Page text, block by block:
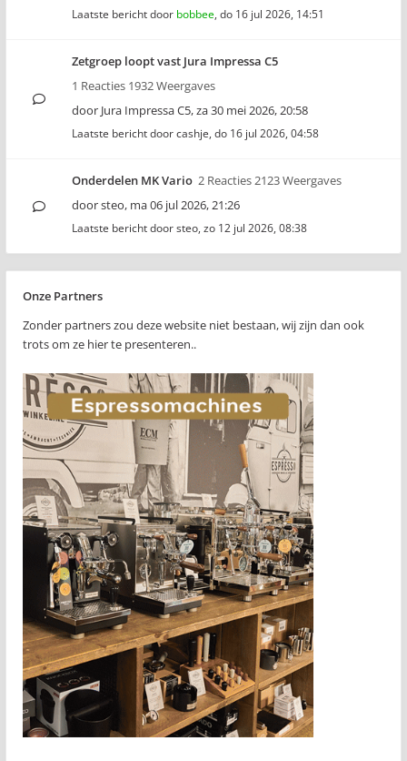
Laatste bericht door bobbee, do 16 jul 2026, 14:51
Zetgroep loopt vast Jura Impressa C5
1 Reacties 1932 Weergaves
door Jura Impressa C5,za 30 mei 2026, 20:58
Laatste bericht doorcashje, do 16 jul 2026, 04:58
Onderdelen MK Vario 2 Reacties 2123 Weergaves
doorsteo, ma 06 jul 2026, 21:26
Laatste bericht doorsteo, zo 12 jul 2026, 08:38
Onze Partners
Zonder partners zou deze website niet bestaan, wij zijn dan ook
trots om ze hier te presenteren..